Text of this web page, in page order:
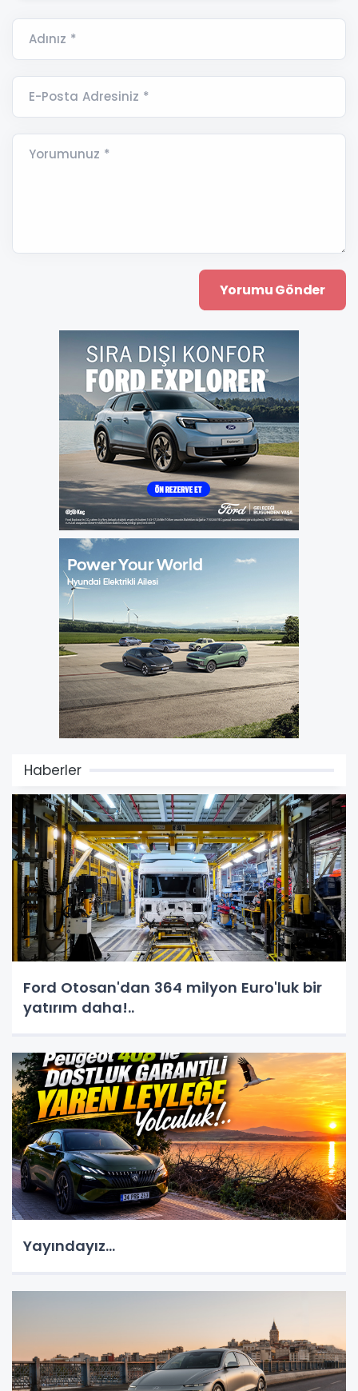
Adınız *
E-Posta Adresiniz *
Yorumunuz *
Haberler
Ford Otosan'dan 364 milyon Euro'luk bir
yatırım daha!..
Yayındayız...